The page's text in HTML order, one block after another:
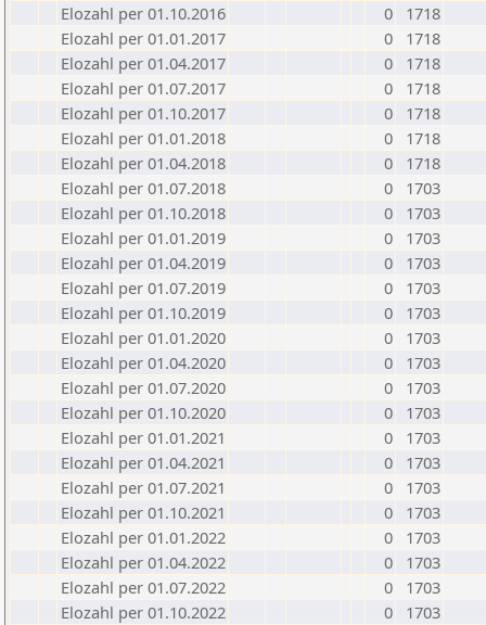
Elozahl per 01.10.2016
0
1718
Elozahl per 01.01.2017
0
1718
Elozahl per 01.04.2017
0
1718
Elozahl per 01.07.2017
0
1718
Elozahl per 01.10.2017
0
1718
Elozahl per 01.01.2018
0
1718
Elozahl per 01.04.2018
0
1718
Elozahl per 01.07.2018
0
1703
Elozahl per 01.10.2018
0
1703
Elozahl per 01.01.2019
0
1703
Elozahl per 01.04.2019
0
1703
Elozahl per 01.07.2019
0
1703
Elozahl per 01.10.2019
0
1703
Elozahl per 01.01.2020
0
1703
Elozahl per 01.04.2020
0
1703
Elozahl per 01.07.2020
0
1703
Elozahl per 01.10.2020
0
1703
Elozahl per 01.01.2021
0
1703
Elozahl per 01.04.2021
0
1703
Elozahl per 01.07.2021
0
1703
Elozahl per 01.10.2021
0
1703
Elozahl per 01.01.2022
0
1703
Elozahl per 01.04.2022
0
1703
Elozahl per 01.07.2022
0
1703
Elozahl per 01.10.2022
0
1703